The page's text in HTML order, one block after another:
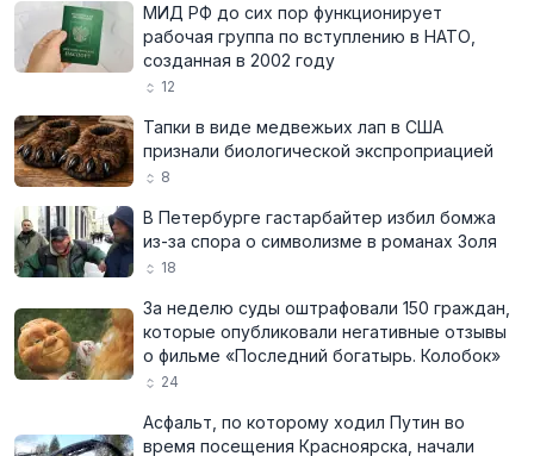
МИД РФ до сих пор функционирует
рабочая группа по вступлению в НАТО,
созданная в 2002 году
12
Тапки в виде медвежьих лап в США
признали биологической экспроприацией
8
В Петербурге гастарбайтер избил бомжа
из-за спора о символизме в романах Золя
18
За неделю суды оштрафовали 150 граждан,
которые опубликовали негативные отзывы
о фильме «Последний богатырь. Колобок»
24
Асфальт, по которому ходил Путин во
время посещения Красноярска, начали